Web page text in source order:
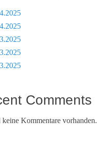
Comments
keine Kommentare vorhanden.